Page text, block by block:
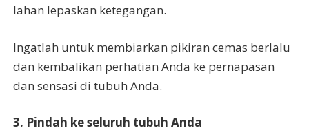
lahan lepaskan ketegangan.
Ingatlah untuk membiarkan pikiran cemas berlalu
dan kembalikan perhatian Anda ke pernapasan
dan sensasi di tubuh Anda.
3. Pindah ke seluruh tubuh Anda